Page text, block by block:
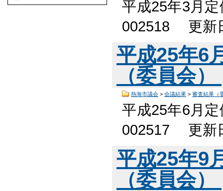
平成25年3月
002518 更新
平成25年6
（委員会）
熱海市議会> 会議結果> 審査結果（
平成25年6月
002517 更新
平成25年9
（委員会）